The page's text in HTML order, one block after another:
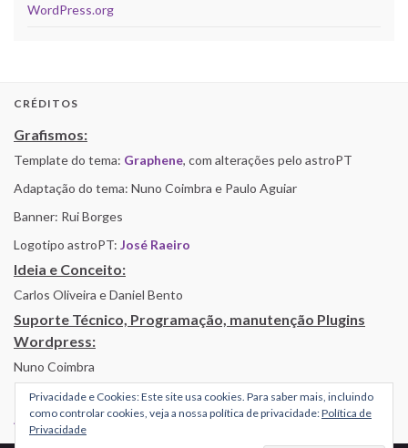
WordPress.org
CRÉDITOS
Grafismos:
Template do tema: Graphene, com alterações pelo astroPT
Adaptação do tema: Nuno Coimbra e Paulo Aguiar
Banner: Rui Borges
Logotipo astroPT: José Raeiro
Ideia e Conceito:
Carlos Oliveira e Daniel Bento
Suporte Técnico, Programação, manutenção Plugins
Wordpress:
Nuno Coimbra
Alojamento por Simbiose
Privacidade e Cookies: Este site usa cookies. Para saber mais, incluindo
como controlar cookies, veja a nossa política de privacidade:Política de
Privacidade